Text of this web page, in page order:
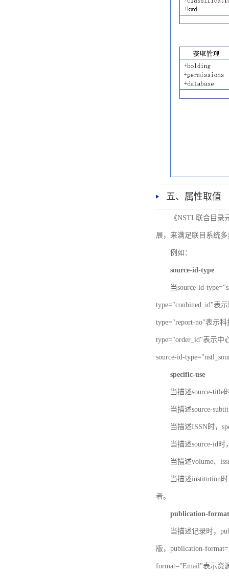
五、属性取值
《NSTL联合目
展，来满足联目系统
例如：
source-id-type
当source-id-
type="conbined_id"表
type="report-no"表示
type="order_id"表示中
source-id-
specific-use
当描述source-title
当描述source-
当描述ISSN时，
当描述source-id
当描述volume、
当描述institution
者。
publication-format
当描述记录时，
版，publication-
format="Email"表示资